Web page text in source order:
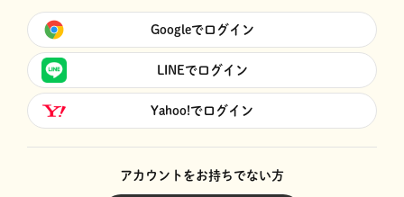
Googleでログイン
LINEでログイン
Yahoo!でログイン
アカウントをお持ちでない方